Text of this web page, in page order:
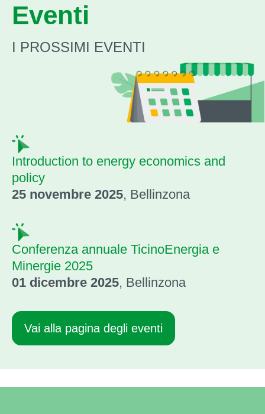
Eventi
I PROSSIMI EVENTI
Introduction to energy economics and
policy
25 novembre 2025, Bellinzona
Conferenza annuale TicinoEnergia e
Minergie 2025
01 dicembre 2025, Bellinzona
Vai alla pagina degli eventi